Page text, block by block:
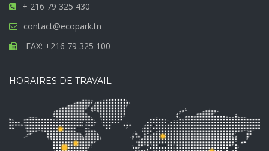
+ 216 79 325 430
contact@ecopark.tn
FAX: +216 79 325 100
HORAIRES DE TRAVAIL